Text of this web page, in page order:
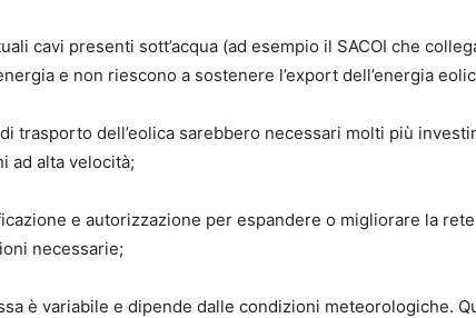
cavi presenti sott’acqua (ad esempio il SACOI che
e non riescono a sostenere l’export dell’energia
trasporto dell’eolica sarebbero necessari molti più
ad alta velocità;
e autorizzazione per espandere o migliorare la
necessarie;
è variabile e dipende dalle condizioni meteorologiche.